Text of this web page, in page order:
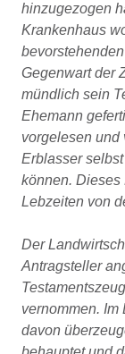
hinzugezogen
Krankenhaus
Gegenwart der
mündlich sein
Ehemann
vorgelesen und
Erblasser
können. Dieses
Lebzeiten von
Der
Antragsteller
vernommen.
davon